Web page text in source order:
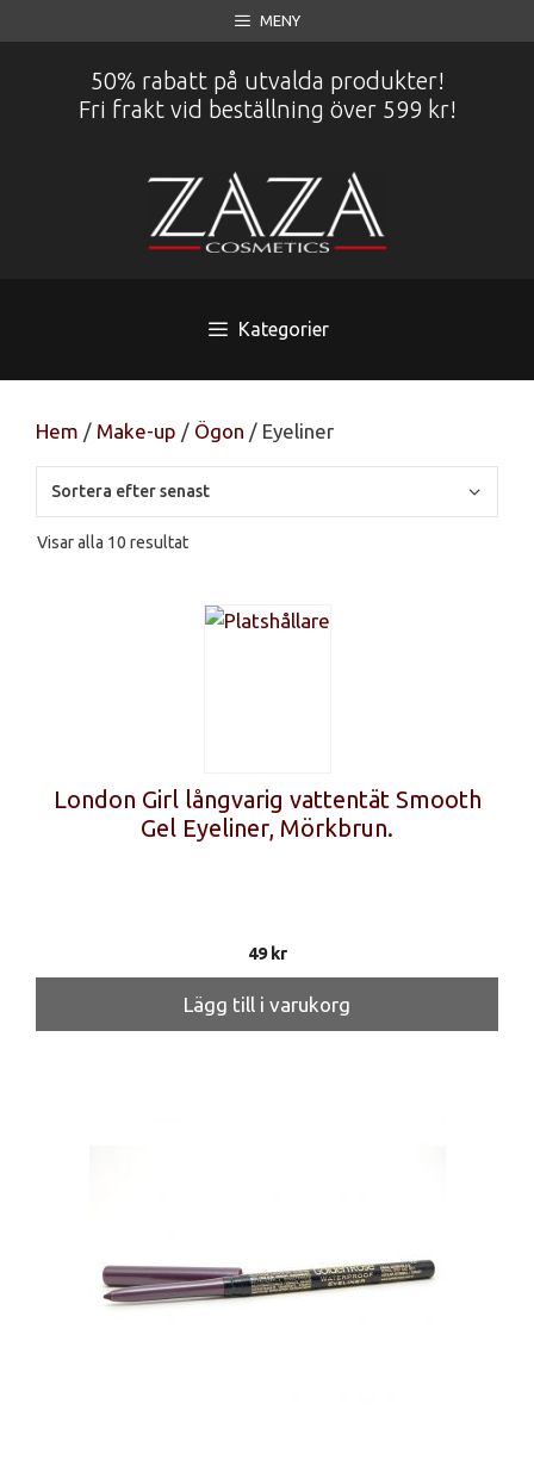
till
MENY
50% rabatt på utvalda produkter!
Fri frakt vid beställning över 599 kr!
Kategorier
Hem / Make-up / Ögon / Eyeliner
Visar alla 10 resultatSortera
London Girl långvarig vattentät Smooth
Gel Eyeliner, Mörkbrun.
49kr
Lägg till i varukorg